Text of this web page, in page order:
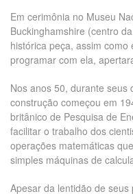
Em cerimônia no Museu
Buckinghamshire (centro
histórica peça, assim
programar com ela,
Nos anos 50, durante seus
construção começou em
britânico de Pesquisa de
facilitar o trabalho dos
operações matemáticas
simples máquinas de
Apesar da lentidão de